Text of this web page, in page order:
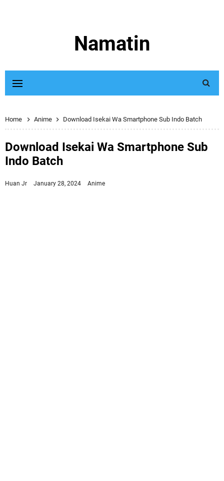
Namatin
Home Anime Download Isekai Wa Smartphone Sub Indo Batch
Download Isekai Wa Smartphone Sub
Indo Batch
Huan Jr January 28, 2024 Anime